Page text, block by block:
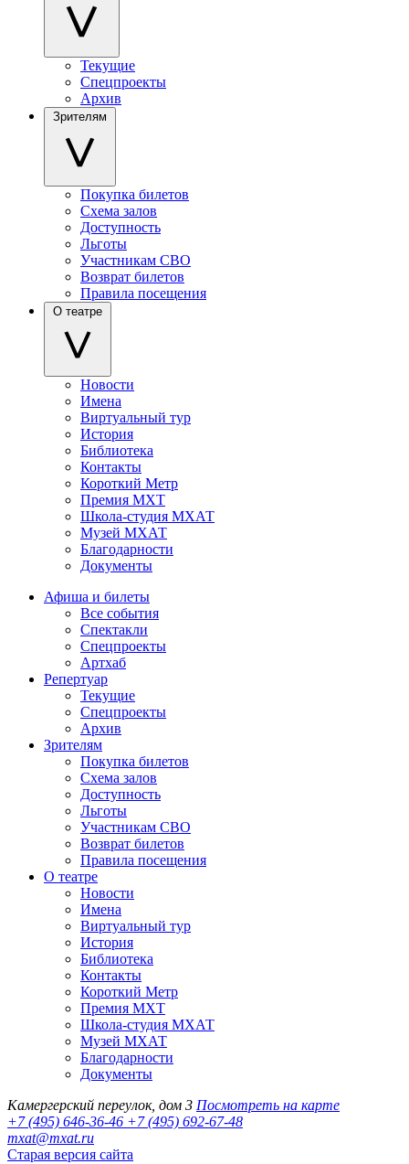
Текущие
Спецпроекты
Архив
Зрителям
Покупка билетов
Схема залов
Доступность
Льготы
Участникам СВО
Возврат билетов
Правила посещения
О театре
Новости
Имена
Виртуальный тур
История
Библиотека
Контакты
Короткий Метр
Премия МХТ
Школа-студия МХАТ
Музей МХАТ
Благодарности
Документы
Афиша и билеты
Все события
Спектакли
Спецпроекты
Артхаб
Репертуар
Текущие
Спецпроекты
Архив
Зрителям
Покупка билетов
Схема залов
Доступность
Льготы
Участникам СВО
Возврат билетов
Правила посещения
О театре
Новости
Имена
Виртуальный тур
История
Библиотека
Контакты
Короткий Метр
Премия МХТ
Школа-студия МХАТ
Музей МХАТ
Благодарности
Документы
Камергерский переулок, дом 3 Посмотреть на карте
+7 (495) 646-36-46 +7 (495) 692-67-48‬
mxat@mxat.ru
Старая версия сайта